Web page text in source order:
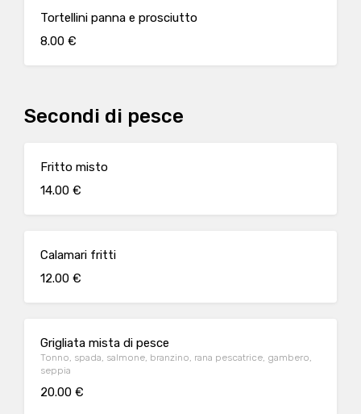
Tortellini panna e prosciutto
8.00 €
Secondi di pesce
Fritto misto
14.00 €
Calamari fritti
12.00 €
Grigliata mista di pesce
Tonno, spada, salmone, branzino, rana pescatrice, gambero,
seppia
20.00 €